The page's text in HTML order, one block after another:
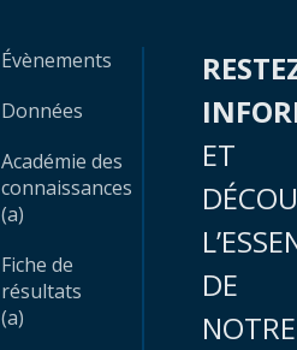
Évènements
Données
Académie des
connaissances
(a)
Fiche de
résultats
(a)
ET
DE
NOTRE